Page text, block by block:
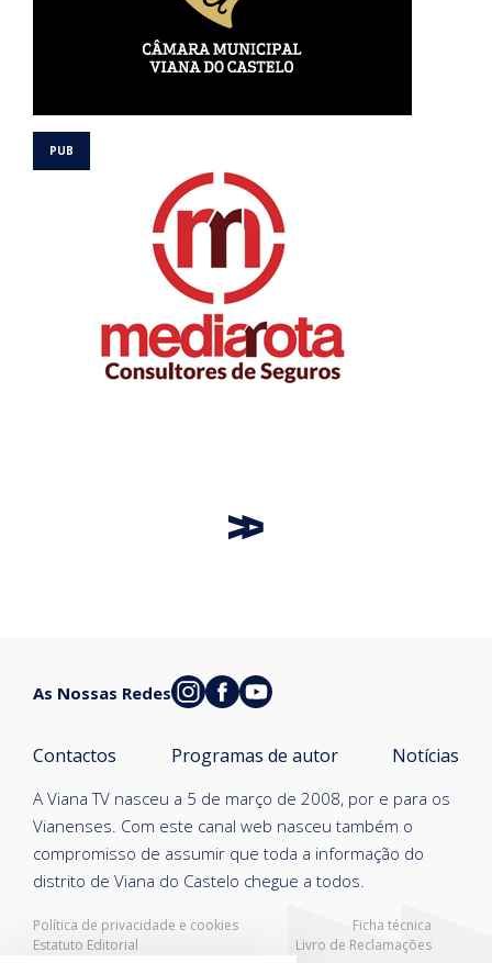
Política de privacidade e cookies
Ficha técnica
Estatuto Editorial
Livro de Reclamações
A Viana TV nasceu a 5 de março de 2008, por e para os
Vianenses. Com este canal web nasceu também o
compromisso de assumir que toda a informação do
distrito de Viana do Castelo chegue a todos.
Contactos Programas de autor Notícias
As Nossas Redes